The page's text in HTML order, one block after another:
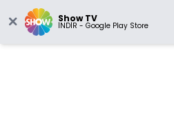
Show TV
İNDİR - Google Play Store